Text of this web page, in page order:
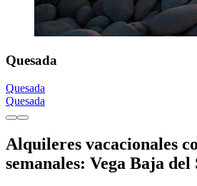
Quesada
Quesada
Quesada
Alquileres vacacionales
semanales: Vega Baja del